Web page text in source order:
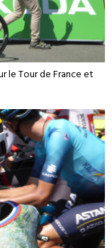
le Tour de France et